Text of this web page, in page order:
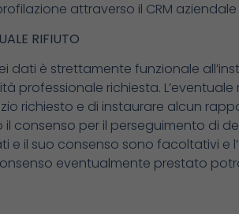
attraverso il CRM aziendale
RIFIUTO
dati è strettamente funzionale
professionale richiesta.
richiesto e di instaurare alcun
consenso per il perseguimento di
e il suo consenso sono facoltativi e
eventualmente prestato